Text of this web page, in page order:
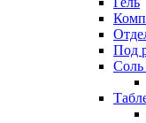
Под
Соль